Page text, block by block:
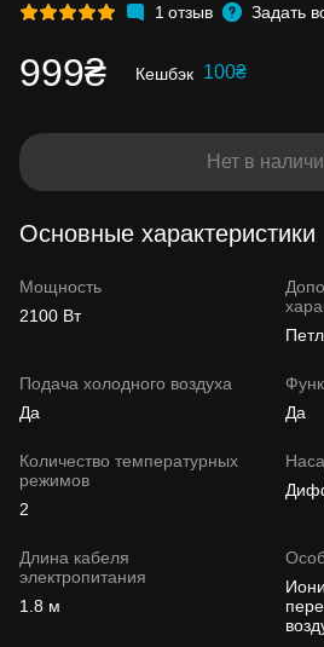
1 отзыв Задать
999₴ Кешбэк 100₴
Нет в
Основные характеристики
Мощность
2100 Вт
Подача холодного воздуха
Да
Да
Количество температурных
режимов
2
Длина кабеля
электропитания
1.8 м